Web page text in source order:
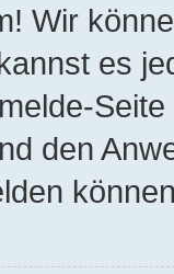
Wir
es
den